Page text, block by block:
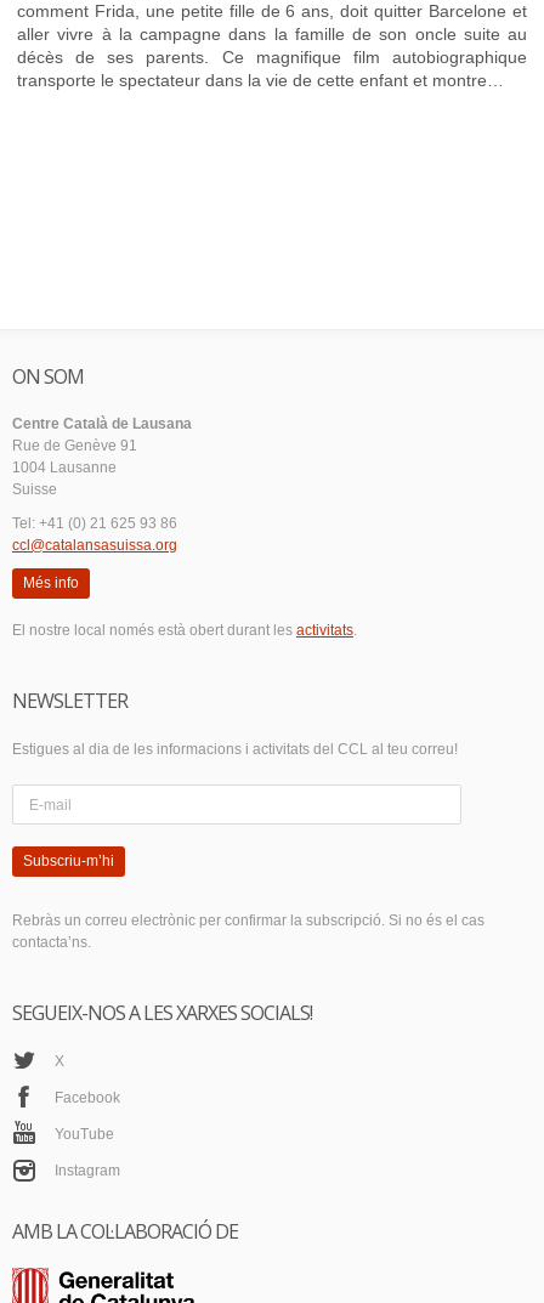
comment Frida, une petite fille de 6 ans, doit quitter Barcelone et
aller vivre à la campagne dans la famille de son oncle suite au
décès de ses parents. Ce magnifique film autobiographique
transporte le spectateur dans la vie de cette enfant et montre…
ON SOM
Centre Català de Lausana
Rue de Genève 91
1004 Lausanne
Suisse
Tel: +41 (0) 21 625 93 86
ccl@catalansasuissa.org
Més info
El nostre local només està obert durant les activitats.
NEWSLETTER
Estigues al dia de les informacions i activitats del CCL al teu correu!
Subscriu-m’hi
Rebràs un correu electrònic per confirmar la subscripció. Si no és el cas
contacta’ns.
SEGUEIX-NOS A LES XARXES SOCIALS!
X
Facebook
YouTube
Instagram
AMB LA COL·LABORACIÓ DE